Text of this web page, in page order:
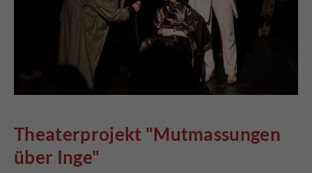
Theaterprojekt "Mutmassungen
über Inge"